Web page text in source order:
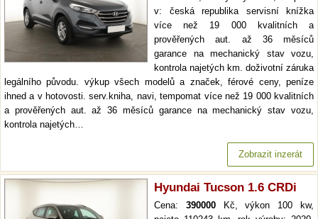
v: česká republika servisní knížka
více než 19 000 kvalitních a
prověřených aut. až 36 měsíců
garance na mechanický stav vozu,
kontrola najetých km. doživotní záruka
legálního původu. výkup všech modelů a značek, férové ceny, peníze
ihned a v hotovosti. serv.kniha, navi, tempomat více než 19 000 kvalitních
a prověřených aut. až 36 měsíců garance na mechanický stav vozu,
kontrola najetých…
Zobrazit inzerát
Hyundai Tucson 1.6 CRDi
Cena: 390000Kč, výkon 100 kw,